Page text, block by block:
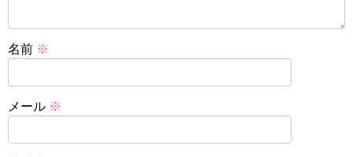
名前 ※
メール ※